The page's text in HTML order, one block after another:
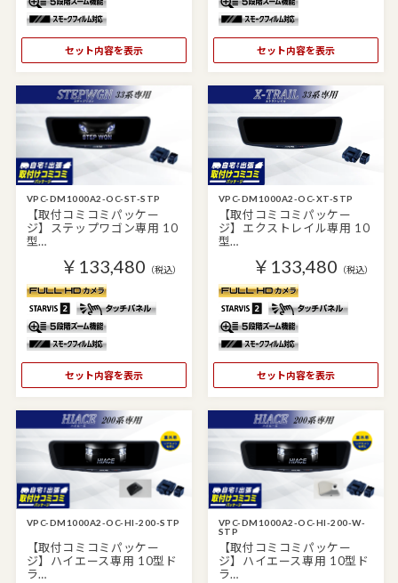
セット内容を表示 セット内容を表示
VPC-DM1000A2-OC-ST-STP
【取付コミコミパッケー
ジ】ステップワゴン専用 10
型…
￥133,480 （税込）
セット内容を表示
VPC-DM1000A2-OC-XT-STP
【取付コミコミパッケー
ジ】エクストレイル専用 10
型…
￥133,480 （税込）
セット内容を表示
VPC-DM1000A2-OC-HI-200-STP
【取付コミコミパッケー
ジ】ハイエース専用 10型ド
ラ…
VPC-DM1000A2-OC-HI-200-W-
STP
【取付コミコミパッケー
ジ】ハイエース専用 10型ド
ラ…